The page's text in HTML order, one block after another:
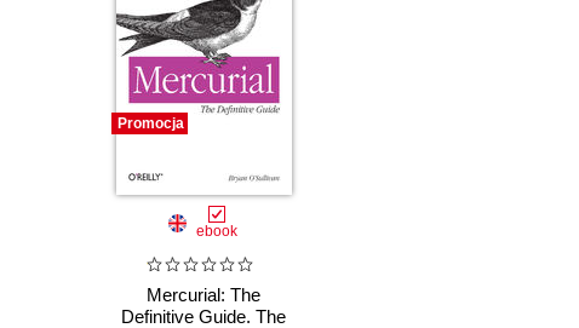
Promocja
ebook
Mercurial: The
Definitive Guide. The